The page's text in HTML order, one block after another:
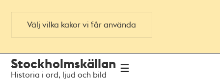
Välj vilka kakor vi får använda
navigationen
huvudinnehållet
Stockholmskällan
Historia i ord, ljud och bild